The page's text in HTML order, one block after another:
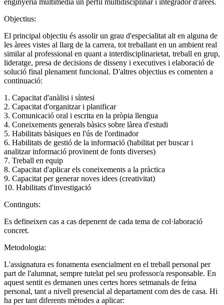
Objectius:
El principal objectiu és assolir un grau d'especialitat alt en alguna de
les àrees vistes al llarg de la carrera, tot treballant en un ambient real
similar al professional en quant a interdisciplinarietat, treball en grup,
lideratge, presa de decisions de disseny i executives i elaboració de
solució final plenament funcional. D'altres objectius es comenten a
continuació:
1. Capacitat d'anàlisi i síntesi
2. Capacitat d'organitzar i planificar
3. Comunicació oral i escrita en la pròpia llengua
4. Coneixements generals bàsics sobre làrea d'estudi
5. Habilitats bàsiques en l'ús de l'ordinador
6. Habilitats de gestió de la informació (habilitat per buscar i
analitzar informació provinent de fonts diverses)
7. Treball en equip
8. Capacitat d'aplicar els coneixements a la pràctica
9. Capacitat per generar noves idees (creativitat)
10. Habilitats d'investigació
Continguts:
Es defineixen cas a cas depenent de cada tema de col·laboració
concret.
Metodologia:
L'assignatura es fonamenta esencialment en el treball personal per
part de l'alumnat, sempre tutelat pel seu professor/a responsable. En
aquest sentit es demanen unes certes hores setmanals de feina
personal, tant a nivell presencial al departament com des de casa. Hi
ha per tant diferents mètodes a aplicar: